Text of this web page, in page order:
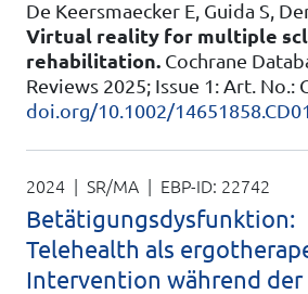
De Keersmaecker E, Guida S,
Virtual reality for multiple
rehabilitation. Cochrane
Reviews 2025; Issue 1: Art. No.:
doi.org/10.1002/
2024 | SR/MA | EBP-ID: 22742
Betätigungsdysfunktion:
Telehealth als
Intervention während der